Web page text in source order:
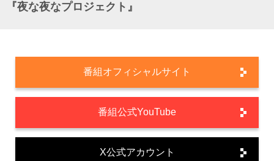
『夜な夜なプロジェクト』
番組オフィシャルサイト
番組公式YouTube
X公式アカウント